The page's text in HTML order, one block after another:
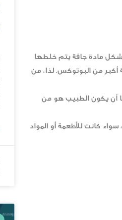
شكل مادة جافة يتم خلطها
من البوتوكس. لذا، من
أن يكون الطبيب هو من
كانت للأطعمة أو المواد